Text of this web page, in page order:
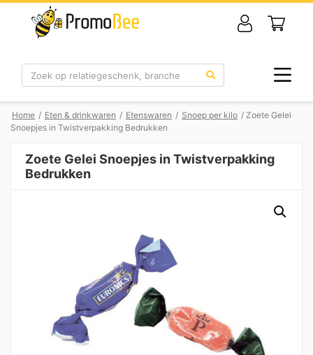
Zoek
Home / Eten & drinkwaren / Etenswaren / Snoep per kilo / Zoete Gelei
Snoepjes in Twistverpakking Bedrukken
Zoete Gelei Snoepjes in Twistverpakking
Bedrukken